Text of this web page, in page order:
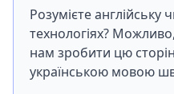
Розумієте англійську
технологіях?
нам зробити цю
українською мовою